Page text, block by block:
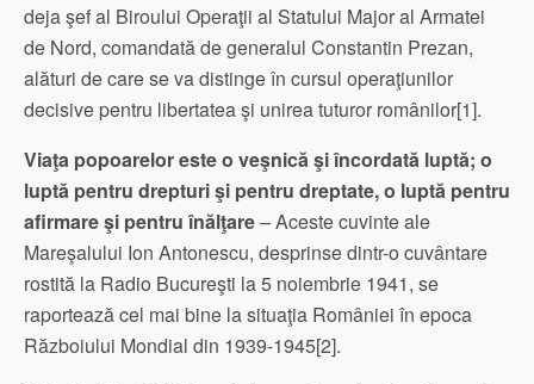
deja şef al Biroului Operaţii al Statului Major al Armatei
de Nord, comandată de generalul Constantin Prezan,
alături de care se va distinge în cursul operaţiunilor
decisive pentru libertatea şi unirea tuturor românilor[1].
Viaţa popoarelor este o veşnică şi încordată luptă; o
luptă pentru drepturi şi pentru dreptate, o luptă pentru
afirmare şi pentru înălţare– Aceste cuvinte ale
Mareşalului Ion Antonescu, desprinse dintr-o cuvântare
rostită la Radio Bucureşti la 5 noiembrie 1941, se
raportează cel mai bine la situaţia României în epoca
Războiului Mondial din 1939-1945[2].